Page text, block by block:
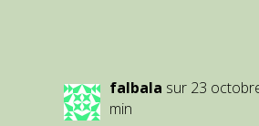
falbala sur 23
min